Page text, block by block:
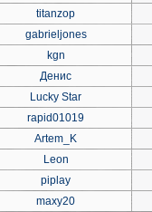
titanzop
gabrieljones
kgn
Денис
Lucky Star
rapid01019
Artem_K
Leon
piplay
maxy20